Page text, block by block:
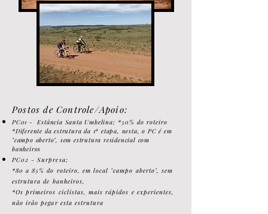
Postos de Controle/Apoio:
PC01 - Estância Santa Umbelina; *50% do roteiro
*Diferente da estrutura da 1ª etapa, nesta, o PC é em
"campo aberto", sem estrutura residencial com
banheiros
PC02 - Surpresa;
*80 a 85% do roteiro, em local "campo aberto", sem
estrutura de banheiros,
*Os primeiros ciclistas, mais rápidos e experientes,
não irão pegar esta estrutura